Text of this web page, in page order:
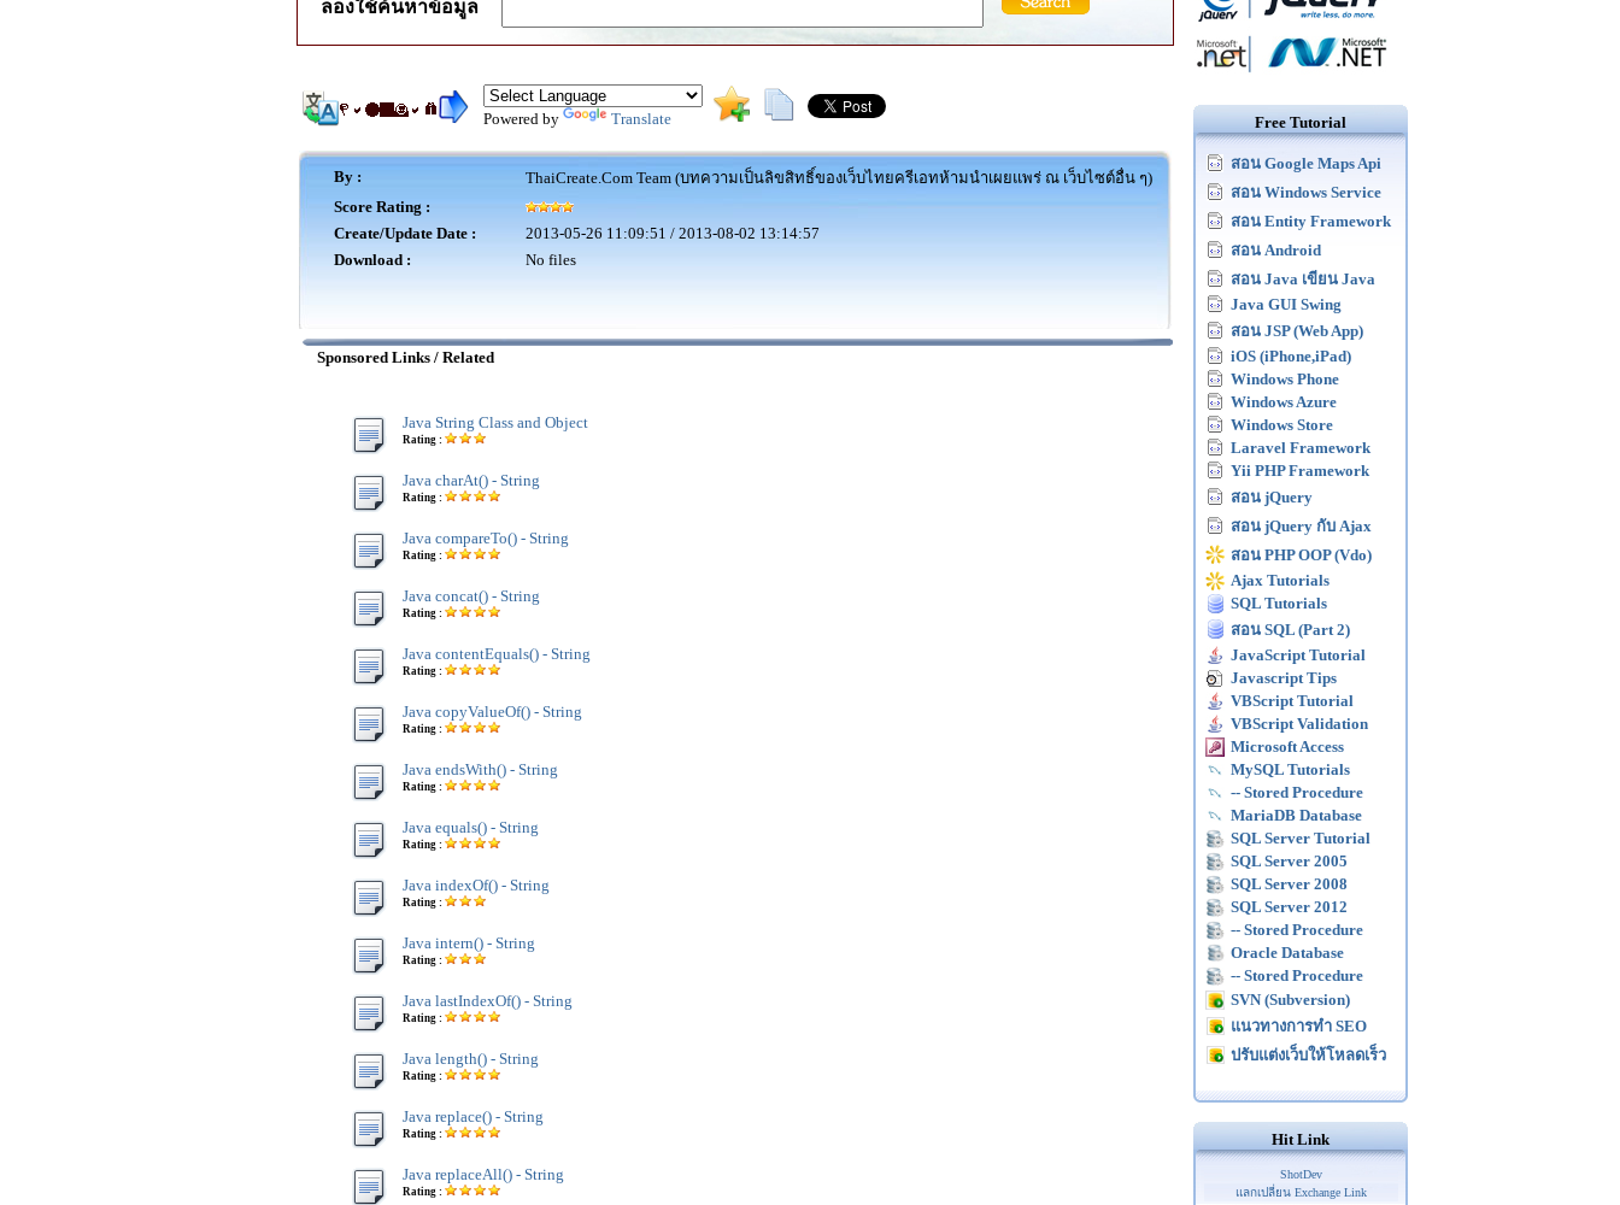
ลองใช้ค้นหาข้อมูล
Powered by Translate
By :
ThaiCreate.Com Team (บทความเป็นลิขสิทธิ์ของเว็บไทยครีเอทห้ามนำเผยแพร่ ณ เว็บไซต์อื่น ๆ)
Score Rating :
Create/Update Date :
2013-05-26 11:09:51 / 2013-08-02 13:14:57
Download :
No files
Sponsored Links / Related
Java String Class and Object
Rating :
Java charAt() - String
Rating :
Java compareTo() - String
Rating :
Java concat() - String
Rating :
Java contentEquals() - String
Rating :
Java copyValueOf() - String
Rating :
Java endsWith() - String
Rating :
Java equals() - String
Rating :
Java indexOf() - String
Rating :
Java intern() - String
Rating :
Java lastIndexOf() - String
Rating :
Java length() - String
Rating :
Java replace() - String
Rating :
Java replaceAll() - String
Rating :
Free Tutorial
สอน Google Maps Api
สอน Windows Service
สอน Entity Framework
สอน Android
สอน Java เขียน Java
Java GUI Swing
สอน JSP (Web App)
iOS (iPhone,iPad)
Windows Phone
Windows Azure
Windows Store
Laravel Framework
Yii PHP Framework
สอน jQuery
สอน jQuery กับ Ajax
สอน PHP OOP (Vdo)
Ajax Tutorials
SQL Tutorials
สอน SQL (Part 2)
JavaScript Tutorial
Javascript Tips
VBScript Tutorial
VBScript Validation
Microsoft Access
MySQL Tutorials
-- Stored Procedure
MariaDB Database
SQL Server Tutorial
SQL Server 2005
SQL Server 2008
SQL Server 2012
-- Stored Procedure
Oracle Database
-- Stored Procedure
SVN (Subversion)
แนวทางการทำ SEO
ปรับแต่งเว็บให้โหลดเร็ว
Hit Link
ShotDev
แลกเปลี่ยน Exchange Link